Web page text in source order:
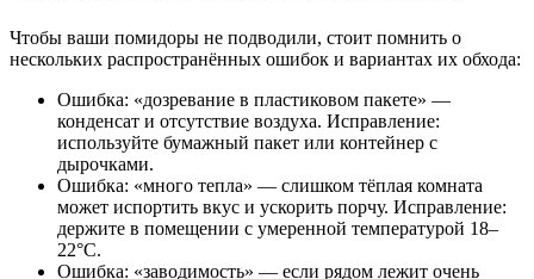
Чтобы ваши помидоры не подводили, стоит помнить о
нескольких распространённых ошибок и вариантах их обхода:
Ошибка: «дозревание в пластиковом пакете» —
конденсат и отсутствие воздуха. Исправление:
используйте бумажный пакет или контейнер с
дырочками.
Ошибка: «много тепла» — слишком тёплая комната
может испортить вкус и ускорить порчу. Исправление:
держите в помещении с умеренной температурой 18–
22°C.
Ошибка: «заводимость» — если рядом лежит очень